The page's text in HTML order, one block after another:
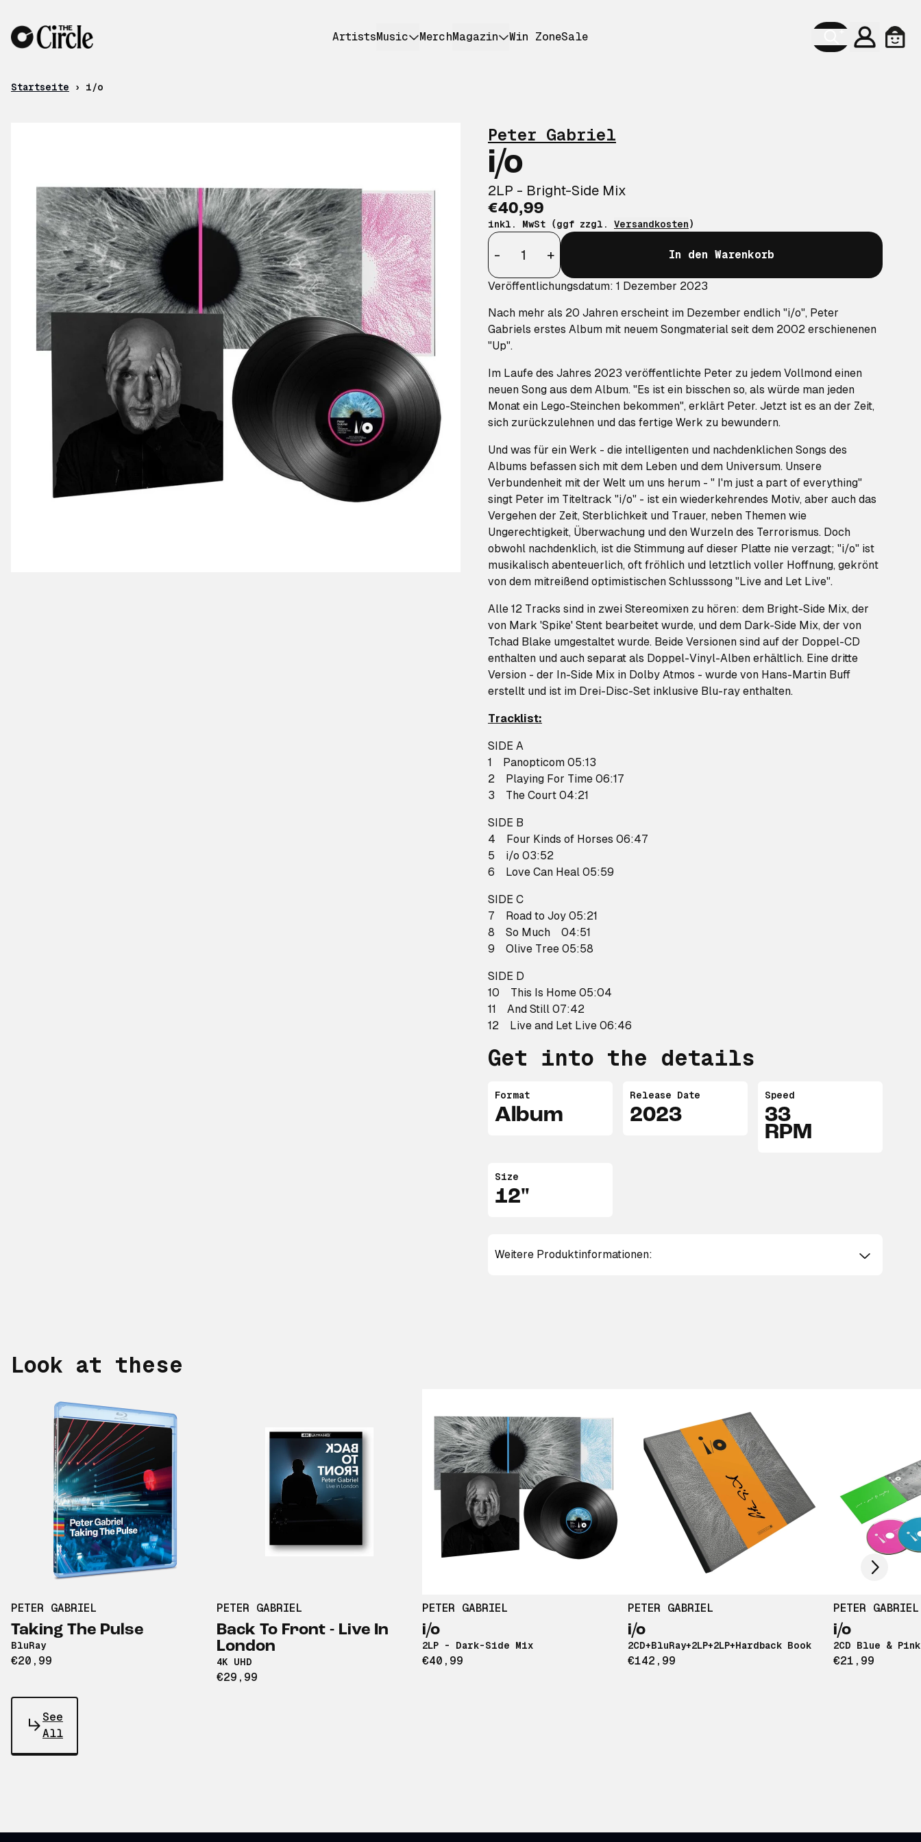
ArtistsMusic MerchMagazin Win ZoneSale
Konto
Startseite › i/o
Peter Gabriel
i/o
2LP - Bright-Side Mix
€40,99
inkl. MwSt (ggf zzgl. Versandkosten)
Anzahl
-
+ In den Warenkorb
Veröffentlichungsdatum: 1 Dezember 2023
Nach mehr als 20 Jahren erscheint im Dezember endlich "i/o", Peter
Gabriels erstes Album mit neuem Songmaterial seit dem 2002 erschienenen
"Up".
Im Laufe des Jahres 2023 veröffentlichte Peter zu jedem Vollmond einen
neuen Song aus dem Album. "Es ist ein bisschen so, als würde man jeden
Monat ein Lego-Steinchen bekommen", erklärt Peter. Jetzt ist es an der Zeit,
sich zurückzulehnen und das fertige Werk zu bewundern.
Und was für ein Werk - die intelligenten und nachdenklichen Songs des
Albums befassen sich mit dem Leben und dem Universum. Unsere
Verbundenheit mit der Welt um uns herum - " I'm just a part of everything"
singt Peter im Titeltrack "i/o" - ist ein wiederkehrendes Motiv, aber auch das
Vergehen der Zeit, Sterblichkeit und Trauer, neben Themen wie
Ungerechtigkeit, Überwachung und den Wurzeln des Terrorismus. Doch
obwohl nachdenklich, ist die Stimmung auf dieser Platte nie verzagt; "i/o" ist
musikalisch abenteuerlich, oft fröhlich und letztlich voller Hoffnung, gekrönt
von dem mitreißend optimistischen Schlusssong "Live and Let Live".
Alle 12 Tracks sind in zwei Stereomixen zu hören: dem Bright-Side Mix, der
von Mark 'Spike' Stent bearbeitet wurde, und dem Dark-Side Mix, der von
Tchad Blake umgestaltet wurde. Beide Versionen sind auf der Doppel-CD
enthalten und auch separat als Doppel-Vinyl-Alben erhältlich. Eine dritte
Version - der In-Side Mix in Dolby Atmos - wurde von Hans-Martin Buff
erstellt und ist im Drei-Disc-Set inklusive Blu-ray enthalten.
Tracklist:
SIDE A
1 Panopticom 05:13
2 Playing For Time 06:17
3 The Court 04:21
SIDE B
4 Four Kinds of Horses 06:47
5 i/o 03:52
6 Love Can Heal 05:59
SIDE C
7 Road to Joy 05:21
8 So Much 04:51
9 Olive Tree 05:58
SIDE D
10 This Is Home 05:04
11 And Still 07:42
12 Live and Let Live 06:46
Get into the details
Format
Album
Release Date
2023
Speed
33
RPM
Size
12"
Weitere Produktinformationen:
Look at these
PETER GABRIEL
Taking The Pulse
BluRay
€20,99
PETER GABRIEL
Back To Front - Live In
London
4K UHD
€29,99
PETER GABRIEL
i/o
2LP - Dark-Side Mix
€40,99
PETER GABRIEL
i/o
2CD+BluRay+2LP+2LP+Hardback Book
€142,99
PETER GABRIEL
i/o
2CD Blue &
€21,99
Scroll right
See
All